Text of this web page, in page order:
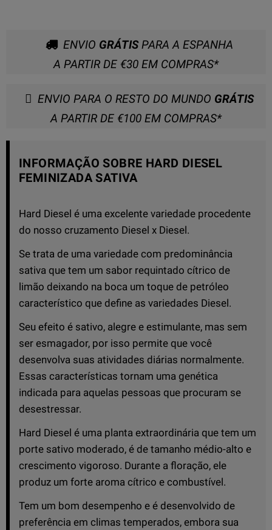
ENVIO GRÁTISPARA A ESPANHA
A PARTIR DE €30 EM COMPRAS*
ENVIO PARA O RESTO DO MUNDO GRÁTIS
A PARTIR DE €100 EM COMPRAS*
INFORMAÇÃO SOBRE HARD DIESEL
FEMINIZADA SATIVA
Hard Diesel é uma excelente variedade procedente
do nosso cruzamento Diesel x Diesel.
Se trata de uma variedade com predominância
sativa que tem um sabor requintado cítrico de
limão deixando na boca um toque de petróleo
característico que define as variedades Diesel.
Seu efeito é sativo, alegre e estimulante, mas sem
ser esmagador, por isso permite que você
desenvolva suas atividades diárias normalmente.
Essas características tornam uma genética
indicada para aquelas pessoas que procuram se
desestressar.
Hard Diesel é uma planta extraordinária que tem um
porte sativo moderado, é de tamanho médio-alto e
crescimento vigoroso. Durante a floração, ele
produz um forte aroma cítrico e combustível.
Tem um bom desempenho e é desenvolvido de
preferência em climas temperados, embora sua